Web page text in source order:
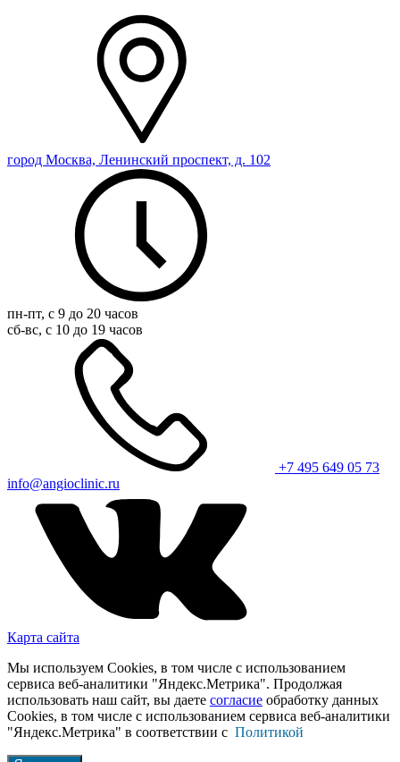
город Москва, Ленинский проспект, д. 102
пн-пт, с 9 до 20 часов
сб-вс, с 10 до 19 часов
+7 495 649 05 73
info@angioclinic.ru
Карта сайта
Мы используем Cookies, в том числе с использованием
сервиса веб-аналитики "Яндекс.Метрика". Продолжая
использовать наш сайт, вы даете согласие обработку данных
Cookies, в том числе с использованием сервиса веб-аналитики
"Яндекс.Метрика" в соответствии с Политикой